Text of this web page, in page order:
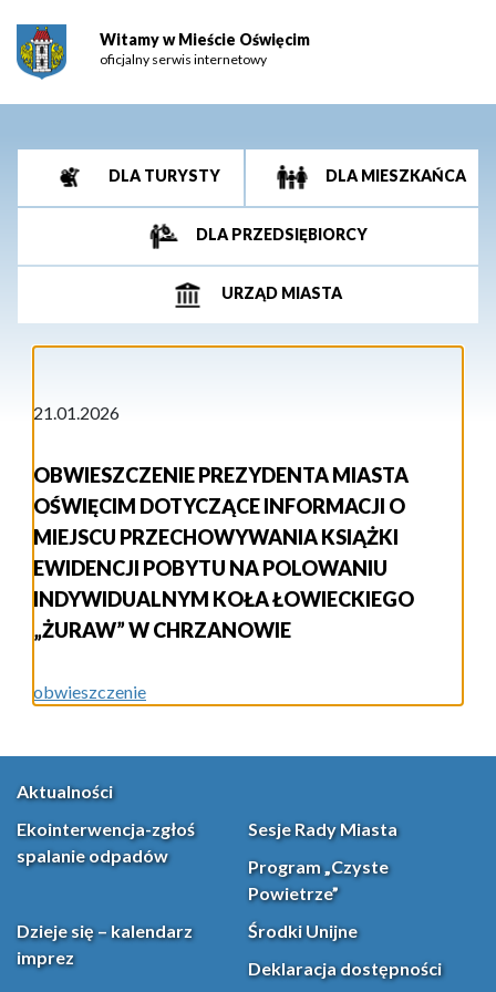
Witamy w Mieście Oświęcim
oficjalny serwis internetowy
DLA TURYSTY DLA MIESZKAŃCA
DLA PRZEDSIĘBIORCY
URZĄD MIASTA
21.01.2026
OBWIESZCZENIE PREZYDENTA MIASTA
OŚWIĘCIM DOTYCZĄCE INFORMACJI O
MIEJSCU PRZECHOWYWANIA KSIĄŻKI
EWIDENCJI POBYTU NA POLOWANIU
INDYWIDUALNYM KOŁA ŁOWIECKIEGO
„ŻURAW” W CHRZANOWIE
obwieszczenie
Aktualności
Ekointerwencja-zgłoś
spalanie odpadów
Sesje Rady Miasta
Program „Czyste
Powietrze”
Dzieje się – kalendarz
imprez
Środki Unijne
Deklaracja dostępności